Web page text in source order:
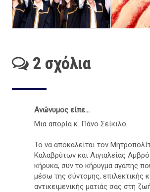
2 σχόλια
Ανώνυμος είπε...
Μια απορία κ. Πάνο Σείκιλο.
Το να αποκαλείται τον
Καλαβρύτων και Αιγιαλείας
κήρυκα, συν το κήρυγμα αγάπης
μέσω της σύντομης, επιλεκτικής
αντικειμενικής ματιάς σας στη